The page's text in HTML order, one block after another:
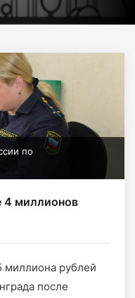
по
миллионов
миллиона рублей
после